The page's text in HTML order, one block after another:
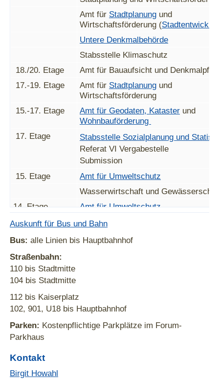
Amt für Stadtplanung und
Wirtschaftsförderung (
Untere Denkmalbehörde
Stabsstelle Klimaschutz
18./20. Etage
Amt für Bauaufsicht und
17.-19. Etage
Amt für Stadtplanung und
Wirtschaftsförderung
15.-17. Etage
Amt für Geodaten, Kataster und
Wohnbauförderung
17. Etage
Stabsstelle Sozialplanung und
Referat VI Vergabestelle
Submission
15. Etage
Amt für Umweltschutz
Wasserwirtschaft und
14. Etage
Amt für Umweltschutz
Untere Naturschutzbehörde
13. Etage
Amt für Umweltschutz
12. Etage
Untere Bodenschutzbehörde
Untere Abfallwirtschafts- und
9.-11. Etage
10. Etage
Auskunft für Bus und Bahn
Bus: alle Linien bis Hauptbahnhof
Straßenbahn:
110 bis Stadtmitte
104 bis Stadtmitte
112 bis Kaiserplatz
102, 901, U18 bis Hauptbahnhof
Parken: Kostenpflichtige Parkplätze im Forum-
Parkhaus
Kontakt
Birgit Howahl